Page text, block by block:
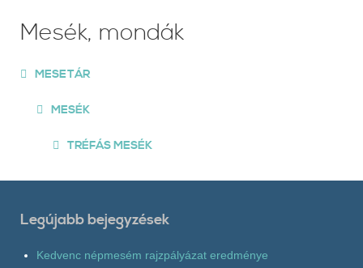
Mesék, mondák
MESETÁR
MESÉK
TRÉFÁS MESÉK
Legújabb bejegyzések
Kedvenc népmesém rajzpályázat eredménye